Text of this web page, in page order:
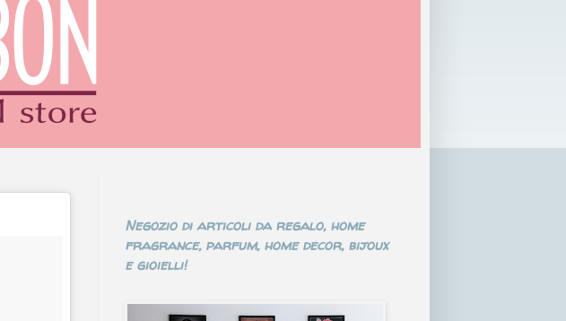
Negozio di articoli da regalo, home
fragrance, parfum, home decor, bijoux
e gioielli!